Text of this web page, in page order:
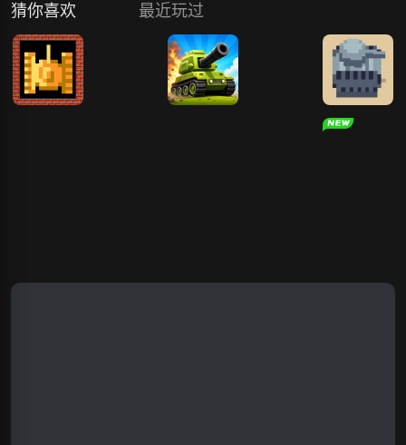
猜你喜欢 最近玩过
迷你坦克
坦克大战 仙梦奇缘